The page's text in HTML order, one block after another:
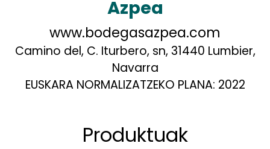
Azpea
www.bodegasazpea.com
Camino del, C. Iturbero, sn, 31440 Lumbier,
Navarra
EUSKARA NORMALIZATZEKO PLANA: 2022
Produktuak